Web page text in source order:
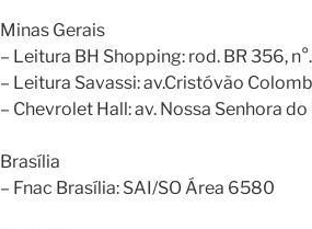
Minas Gerais
– Leitura BH Shopping: rod. BR 356,
– Leitura Savassi: av.Cristóvão
– Chevrolet Hall: av. Nossa Senhora
Brasília
– Fnac Brasília: SAI/SO Área 6580